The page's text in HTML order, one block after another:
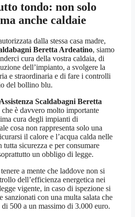
tondo: non solo
anche caldaie
dalla stessa casa madre,
Beretta Ardeatino, siamo
cura della vostra caldaia, di
dell’impianto, a svolgere la
e straordinaria e di fare i controlli
del bollino blu.
Assistenza Scaldabagni Beretta
è davvero molto importante
cura degli impianti di
cosa non rappresenta solo una
il calore e l’acqua calda nelle
sicurezza e per consumare
un obbligo di legge.
a mente che laddove non si
dell’efficienza energetica nei
vigente, in caso di ispezione si
sanzionati con una multa salata che
500 a un massimo di 3.000 euro.